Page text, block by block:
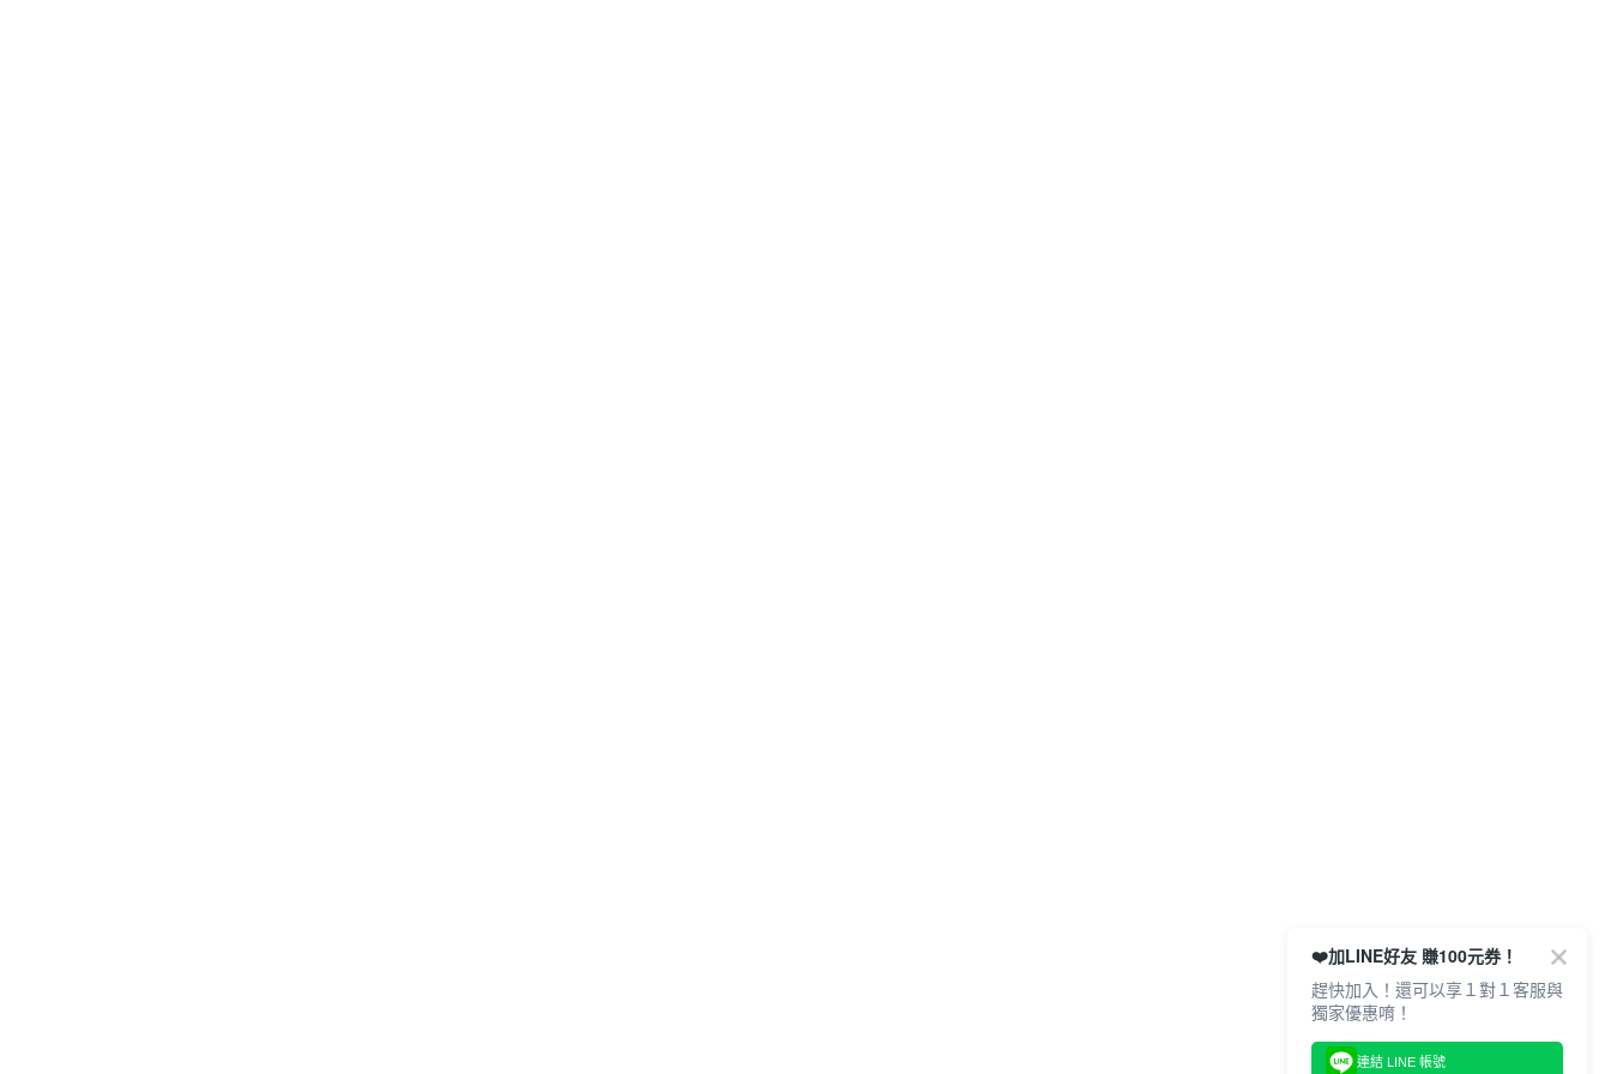
❤️加LINE好友 賺100元券！
趕快加入！還可以享１對１客服與
獨家優惠唷！
連結 LINE 帳號